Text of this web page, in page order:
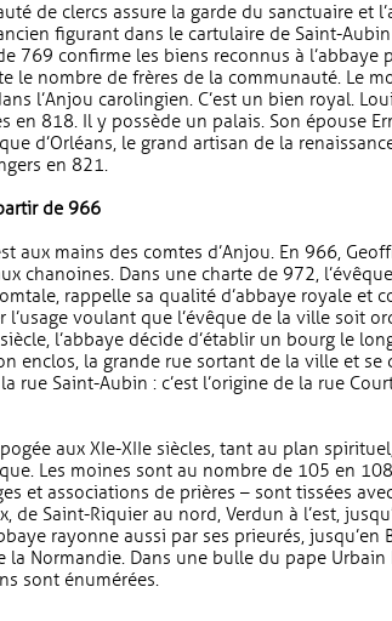
de clercs assure la garde du sanctuaire et
figurant dans le cartulaire de Saint-
769 confirme les biens reconnus à l’abbaye
le nombre de frères de la communauté. Le
l’Anjou carolingien. C’est un bien royal.
en 818. Il y possède un palais. Son épouse
d’Orléans, le grand artisan de la
en 821.
de 966
aux mains des comtes d’Anjou. En 966,
chanoines. Dans une charte de 972, l’évêque
rappelle sa qualité d’abbaye royale et
l’usage voulant que l’évêque de la ville soit
l’abbaye décide d’établir un bourg le
enclos, la grande rue sortant de la ville et se
rue Saint-Aubin : c’est l’origine de la rue
aux XIe-XIIe siècles, tant au plan
Les moines sont au nombre de 105 en
et associations de prières – sont tissées
de Saint-Riquier au nord, Verdun à l’est,
rayonne aussi par ses prieurés, jusqu’en
la Normandie. Dans une bulle du pape Urbain
sont énumérées.